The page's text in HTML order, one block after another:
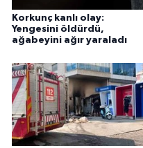
Korkunç kanlı olay:
Yengesini öldürdü,
ağabeyini ağır yaraladı